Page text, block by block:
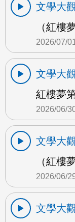
文學大
（紅樓
2026/07/
文學大
紅樓夢
2026/06/
文學大
（紅樓
2026/06/
文學大